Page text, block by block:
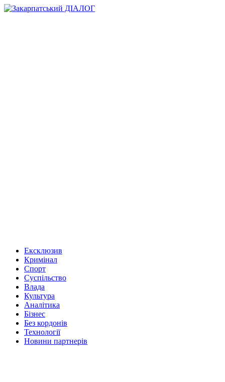
Ексклюзив
Кримінал
Спорт
Суспільство
Влада
Культура
Аналітика
Бізнес
Без кордонів
Технології
Новини партнерів